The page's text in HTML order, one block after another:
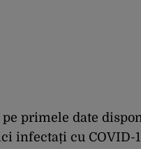
primele date
infectați cu COVID-